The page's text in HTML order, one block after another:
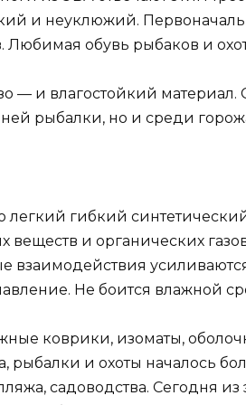
и неуклюжий.
Любимая обувь рыбаков и
— и влагостойкий материал.
рыбалки, но и среди
легкий гибкий
и органических
взаимодействия
Не боится влажной
коврики, изоматы,
и охоты началось
садоводства. Сегодня